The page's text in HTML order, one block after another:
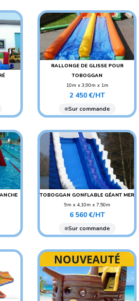
RALLONGE DE GLISSE POUR
TOBOGGAN
10m x 3,90m x 1m
POIDS : 130 KG
AGE CONSEILLÉ :
ADO/ADULTE
Prix
2 450 €/HT
Sur commande
TOBOGGAN GONFLABLE GÉANT MER
9m x 4,10m x 7,50m
POIDS : 400 KG
AGE CONSEILLÉ :
ADO/ADULTE
Prix
6 560 €/HT
Sur commande
NOUVEAUTÉ